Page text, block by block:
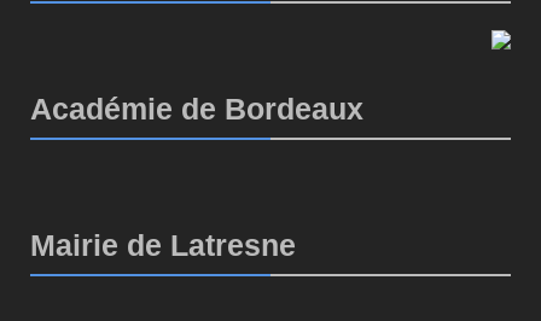
Académie de Bordeaux
Mairie de Latresne